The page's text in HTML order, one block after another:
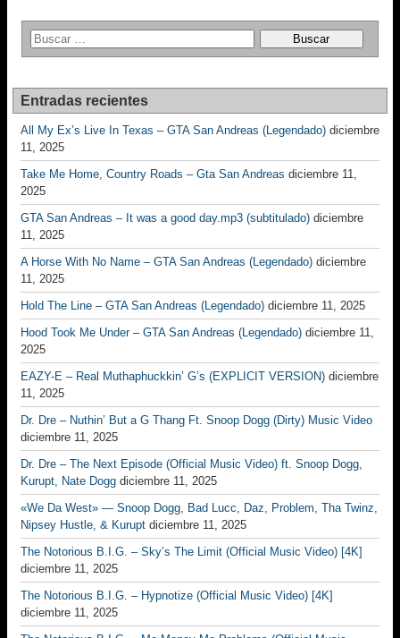
Entradas recientes
All My Ex’s Live In Texas – GTA San Andreas (Legendado) diciembre
11, 2025
Take Me Home, Country Roads – Gta San Andreas diciembre 11,
2025
GTA San Andreas – It was a good day.mp3 (subtitulado) diciembre
11, 2025
A Horse With No Name – GTA San Andreas (Legendado) diciembre
11, 2025
Hold The Line – GTA San Andreas (Legendado) diciembre 11, 2025
Hood Took Me Under – GTA San Andreas (Legendado) diciembre 11,
2025
EAZY-E – Real Muthaphuckkin’ G’s (EXPLICIT VERSION) diciembre
11, 2025
Dr. Dre – Nuthin’ But a G Thang Ft. Snoop Dogg (Dirty) Music Video
diciembre 11, 2025
Dr. Dre – The Next Episode (Official Music Video) ft. Snoop Dogg,
Kurupt, Nate Dogg diciembre 11, 2025
«We Da West» — Snoop Dogg, Bad Lucc, Daz, Problem, Tha Twinz,
Nipsey Hustle, & Kurupt diciembre 11, 2025
The Notorious B.I.G. – Sky’s The Limit (Official Music Video) [4K]
diciembre 11, 2025
The Notorious B.I.G. – Hypnotize (Official Music Video) [4K]
diciembre 11, 2025